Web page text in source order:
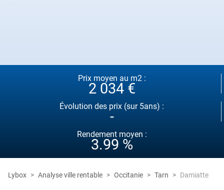
Prix moyen au m2 :
2 034 €
Évolution des prix (sur 5ans) :
-
Rendement moyen :
3.99 %
Lybox Analyse ville rentable Occitanie Tarn Damiatte